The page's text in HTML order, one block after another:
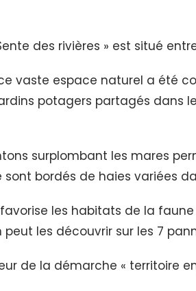
des rivières » est situé
vaste espace naturel a été
potagers partagés dans
surplombant les mares
bordés de haies variées
les habitats de la
les découvrir sur les 7
de la démarche « territoire